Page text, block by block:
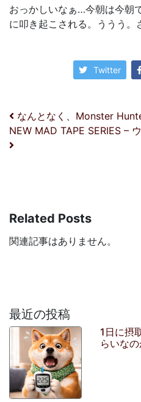
おっかしいなぁ…今朝は今朝
に叩き起こされる。ううう。
Twitter
投稿ナビゲ
なんとなく、Monster
NEW MAD TAPE SERIES –
Related Posts
関連記事はありません。
最近の投稿
1日に摂
らいな